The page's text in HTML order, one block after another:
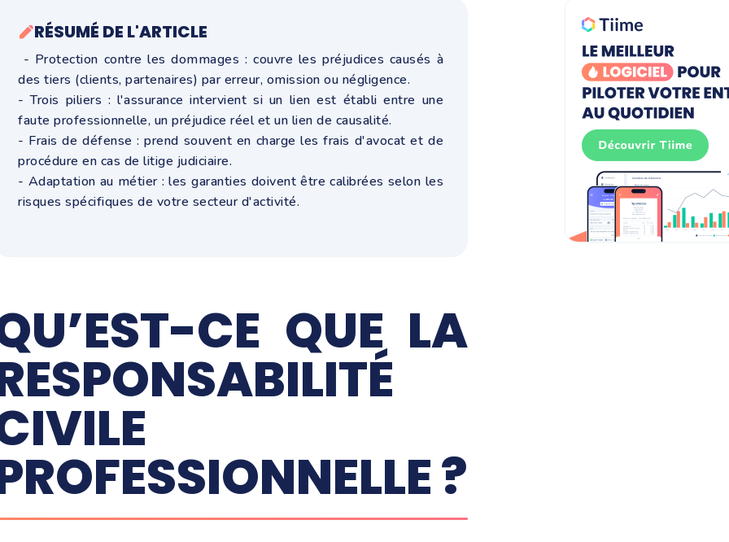
RÉSUMÉ DE L'ARTICLE
- Protection contre les dommages : couvre les préjudices causés à
des tiers (clients, partenaires) par erreur, omission ou négligence.
- Trois piliers : l'assurance intervient si un lien est établi entre une
faute professionnelle, un préjudice réel et un lien de causalité.
- Frais de défense : prend souvent en charge les frais d'avocat et de
procédure en cas de litige judiciaire.
- Adaptation au métier : les garanties doivent être calibrées selon les
risques spécifiques de votre secteur d'activité.
CE QUE LA
?